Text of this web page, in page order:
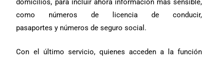
domicilios, para incluir ahora información más sensible,
como números de licencia de conducir,
pasaportes y números de seguro social.
Con el último servicio, quienes acceden a la función